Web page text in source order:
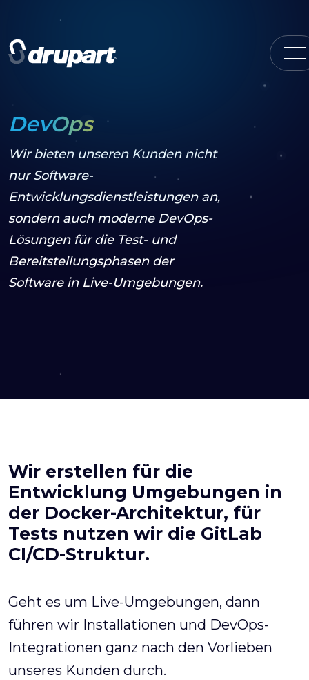
DevOps
Wir bieten unseren Kunden nicht
nur Software-
Entwicklungsdienstleistungen an,
sondern auch moderne DevOps-
Lösungen für die Test- und
Bereitstellungsphasen der
Software in Live-Umgebungen.
Wir erstellen für die
Entwicklung Umgebungen in
der Docker-Architektur, für
Tests nutzen wir die GitLab
CI/CD-Struktur.
Geht es um Live-Umgebungen, dann
führen wir Installationen und DevOps-
Integrationen ganz nach den Vorlieben
unseres Kunden durch.